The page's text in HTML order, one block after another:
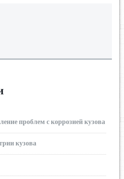
проблем с коррозией кузова
кузова